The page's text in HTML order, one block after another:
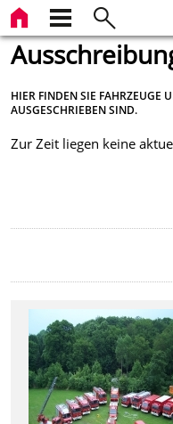
HIER FINDEN SIE FAHRZEUGE
AUSGESCHRIEBEN SIND.
Zur Zeit liegen keine